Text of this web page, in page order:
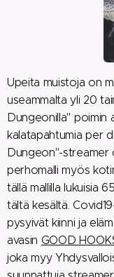
Upeita muistoja on
useammalta yli 20
Dungeonilla" poimin
kalatapahtumia per
Dungeon"-streamer
perhomalli myös
tällä mallilla lukuisia
tältä kesältä.
pysyivät kiinni ja
avasin GOOD
joka myy